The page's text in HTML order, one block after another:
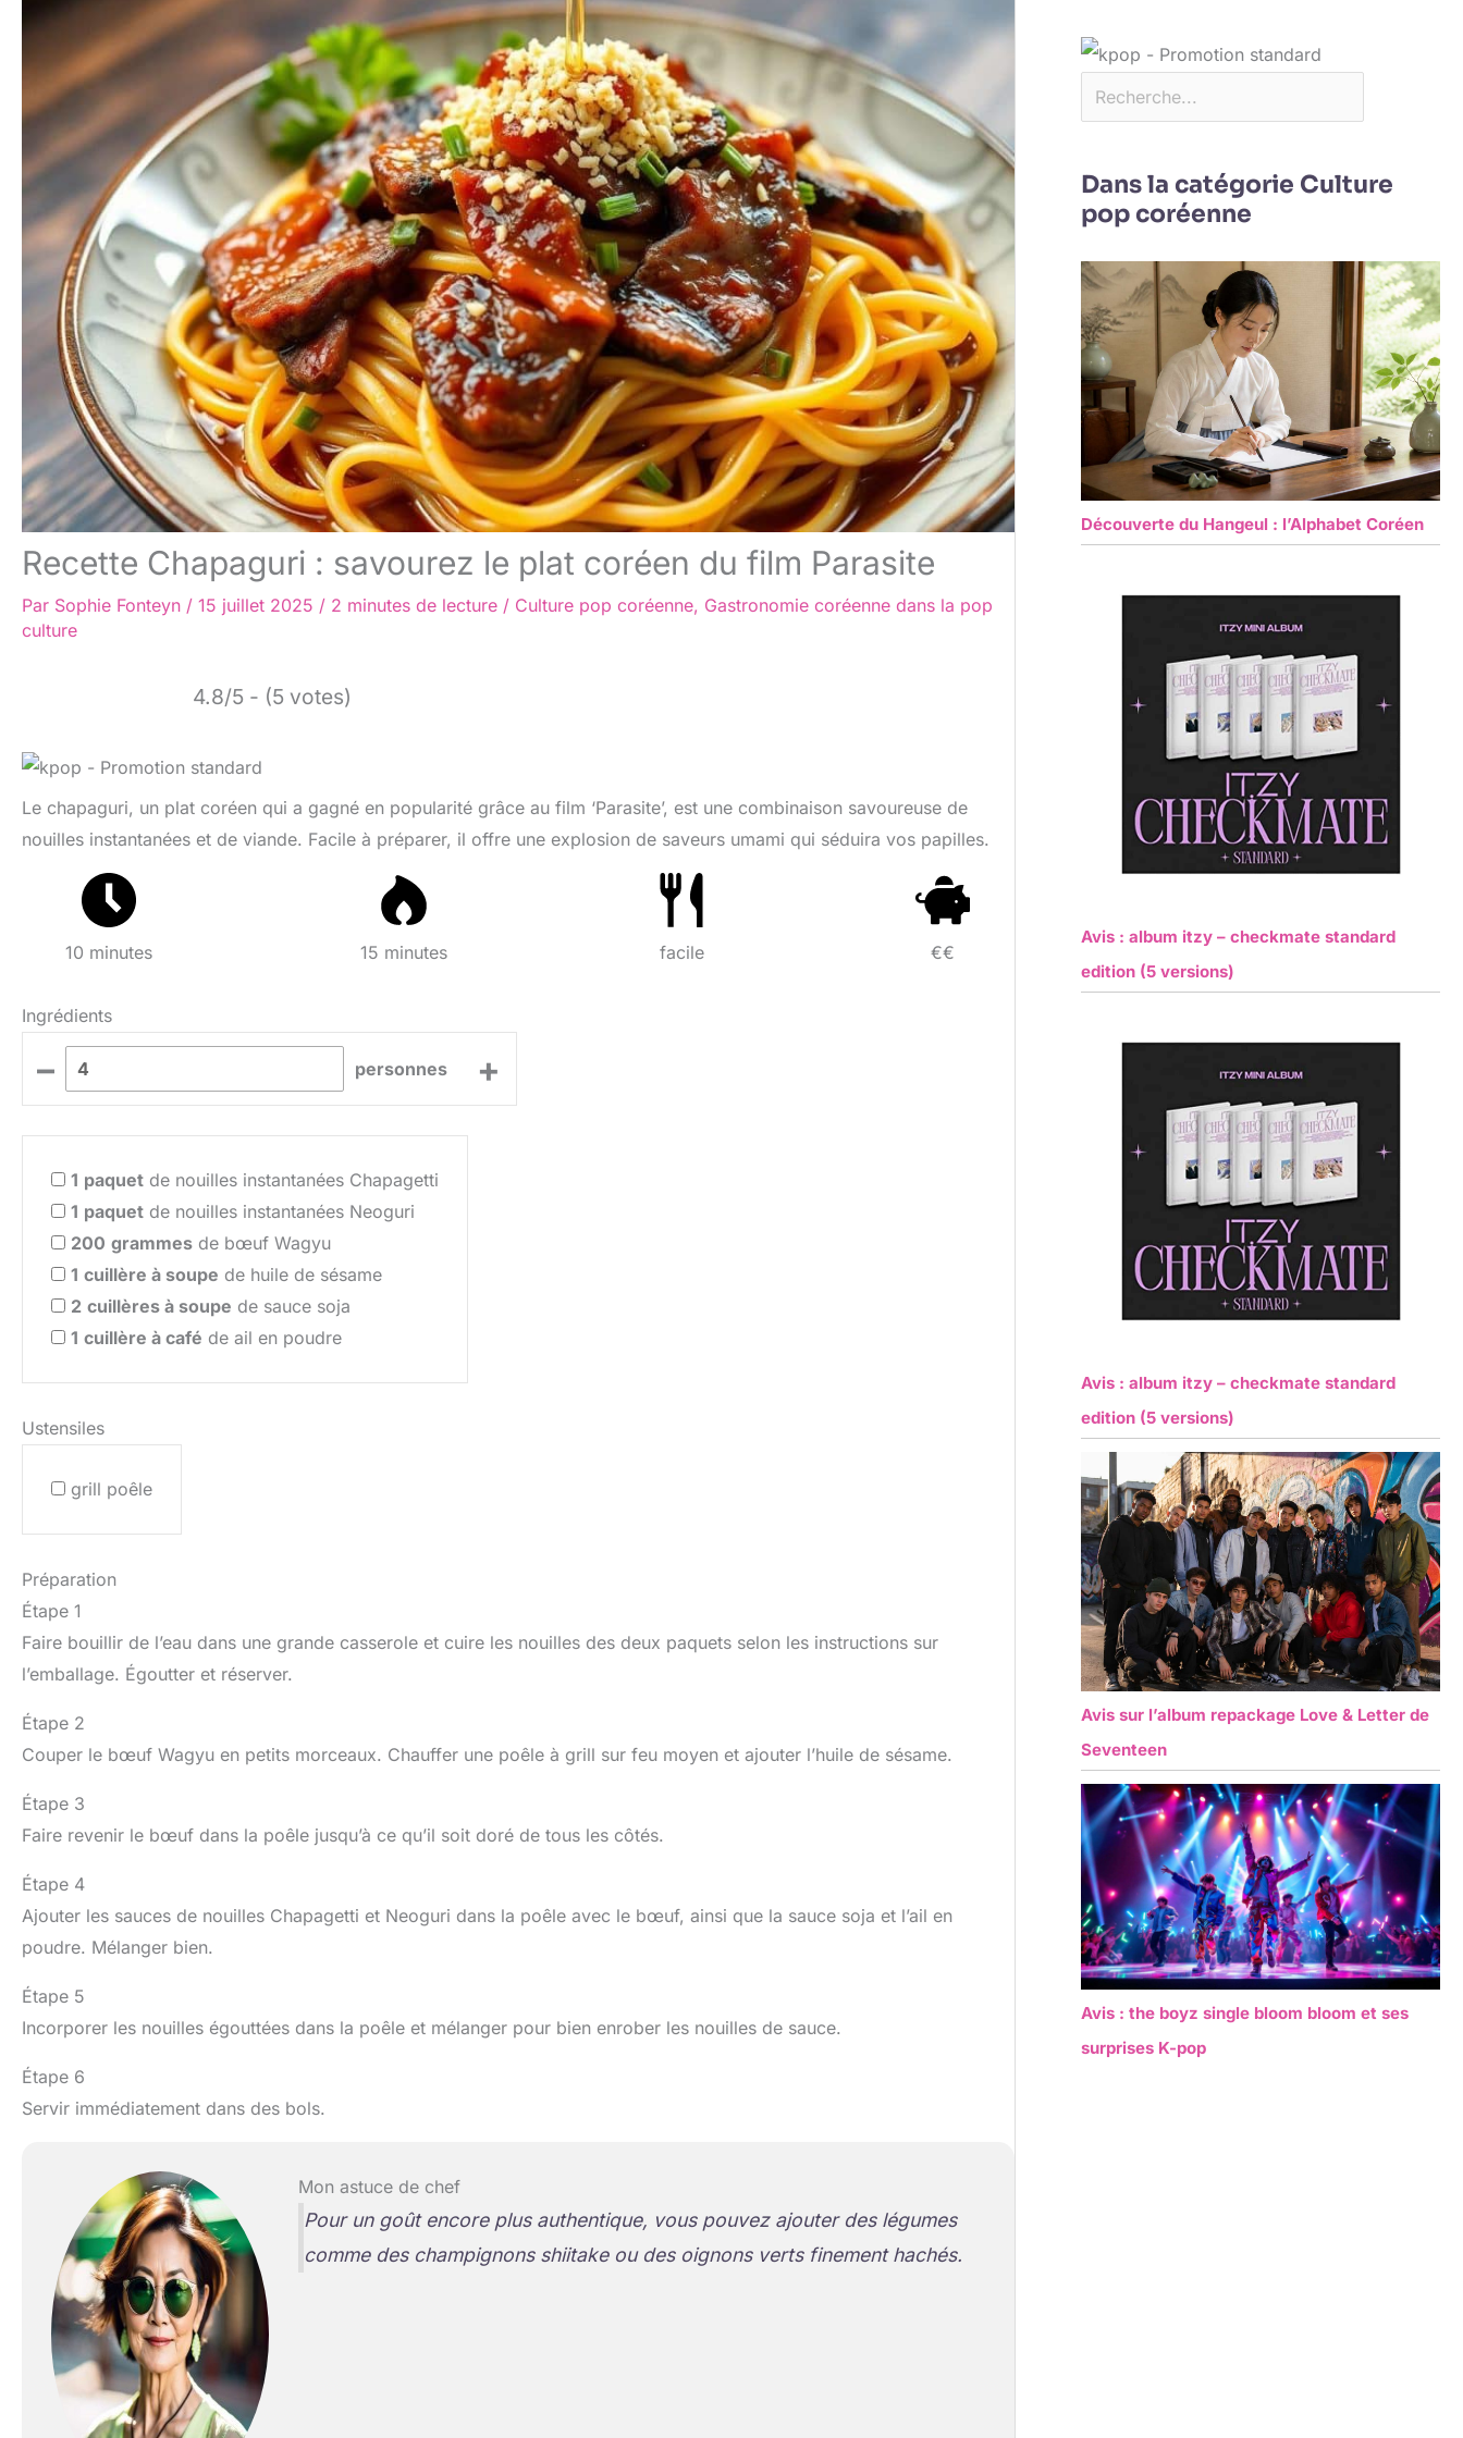
Recette Chapaguri : savourez le plat coréen du film Parasite
Par Sophie Fonteyn / 15 juillet 2025 / 2 minutes de lecture / Culture pop coréenne, Gastronomie coréenne dans la pop
culture
4.8/5 - (5 votes)
Le chapaguri, un plat coréen qui a gagné en popularité grâce au film ‘Parasite’, est une combinaison savoureuse de
nouilles instantanées et de viande. Facile à préparer, il offre une explosion de saveurs umami qui séduira vos papilles.
10 minutes 15 minutes facile €€
Ingrédients
– personnes +
1 paquet de nouilles instantanées Chapagetti
1 paquet de nouilles instantanées Neoguri
200 grammes de bœuf Wagyu
1 cuillère à soupe de huile de sésame
2 cuillères à soupe de sauce soja
1 cuillère à café de ail en poudre
Ustensiles
grill poêle
Préparation
Étape 1
Faire bouillir de l’eau dans une grande casserole et cuire les nouilles des deux paquets selon les instructions sur
l’emballage. Égoutter et réserver.
Étape 2
Couper le bœuf Wagyu en petits morceaux. Chauffer une poêle à grill sur feu moyen et ajouter l’huile de sésame.
Étape 3
Faire revenir le bœuf dans la poêle jusqu’à ce qu’il soit doré de tous les côtés.
Étape 4
Ajouter les sauces de nouilles Chapagetti et Neoguri dans la poêle avec le bœuf, ainsi que la sauce soja et l’ail en
poudre. Mélanger bien.
Étape 5
Incorporer les nouilles égouttées dans la poêle et mélanger pour bien enrober les nouilles de sauce.
Étape 6
Servir immédiatement dans des bols.
Mon astuce de chef
Pour un goût encore plus authentique, vous pouvez ajouter des légumes
comme des champignons shiitake ou des oignons verts finement hachés.
Dans la catégorie Culture
pop coréenne
Découverte du Hangeul : l’Alphabet Coréen
Avis : album itzy – checkmate standard
edition (5 versions)
Avis : album itzy – checkmate standard
edition (5 versions)
Avis sur l’album repackage Love & Letter de
Seventeen
Avis : the boyz single bloom bloom et ses
surprises K-pop